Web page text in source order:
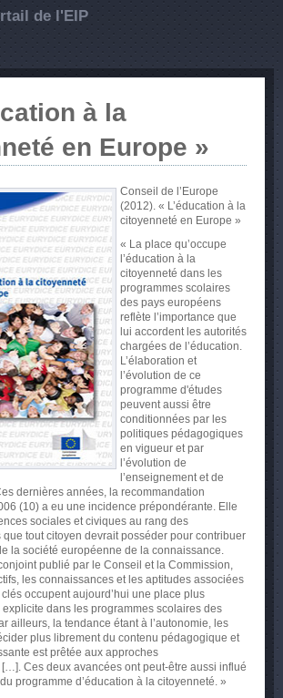
de l'EIP
à la
en Europe »
Conseil de l’Europe
(2012). « L’éducation à la
citoyenneté en Europe »
« La place qu’occupe
l’éducation à la
citoyenneté dans les
programmes scolaires
des pays européens
reflète l’importance que
lui accordent les autorités
chargées de l’éducation.
L’élaboration et
l’évolution de ce
programme d'études
peuvent aussi être
conditionnées par les
politiques pédagogiques
en vigueur et par
l’évolution de
l’enseignement et de
dernières années, la recommandation
(10) a eu une incidence prépondérante. Elle
sociales et civiques au rang des
tout citoyen devrait posséder pour contribuer
la société européenne de la connaissance.
publié par le Conseil et la Commission,
les connaissances et les aptitudes associées
occupent aujourd’hui une place plus
dans les programmes scolaires des
ailleurs, la tendance étant à l’autonomie, les
plus librement du contenu pédagogique et
est prêtée aux approches
Ces deux avancées ont peut-être aussi influé
programme d’éducation à la citoyenneté. »